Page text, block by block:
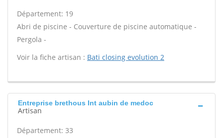
Département: 19
Abri de piscine - Couverture de piscine automatique -
Pergola -
Voir la fiche artisan : Bati closing evolution 2
Entreprise brethous Int aubin de medoc
Artisan
Département: 33